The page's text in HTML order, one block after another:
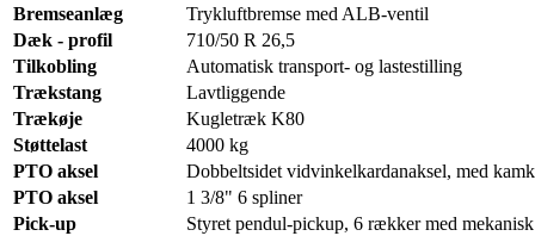
Bremseanlæg
Trykluftbremse med ALB-ventil
Dæk - profil
710/50 R 26,5
Tilkobling
Automatisk transport- og lastestilling
Trækstang
Lavtliggende
Trækøje
Kugletræk K80
Støttelast
4000 kg
PTO aksel
Dobbeltsidet vidvinkelkardanaksel, med
PTO aksel
1 3/8" 6 spliner
Pick-up
Styret pendul-pickup, 6 rækker med